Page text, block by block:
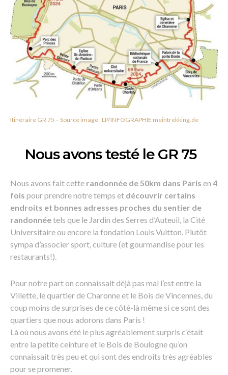
Itinéraire GR 75 – Source image : LP/INFOGRAPHIE meintrekking.de
Nous avons testé le GR 75
Nous avons fait cette randonnée de 50km dans Paris en 4
fois pour prendre notre temps et découvrir certains
endroits et bonnes adresses proches du sentier de
randonnéetels que le Jardin des Serres d’Auteuil, la Cité
Universitaire ou encore la fondation Louis Vuitton. Plutôt
sympa d’associer sport, culture (et gourmandise pour les
restaurants!).
Pour notre part on connaissait déjà pas mal l’est entre la
Villette, le quartier de Charonne et le Bois de Vincennes, du
coup moins de surprises de ce côté-là même si ce sont des
quartiers que nous adorons dans Paris !
Là où nous avons été le plus agréablement surpris c’était
entre la petite ceinture et le Bois de Boulogne qu’on
connaissait très peu et qui sont des endroits très agréables
pour se promener.